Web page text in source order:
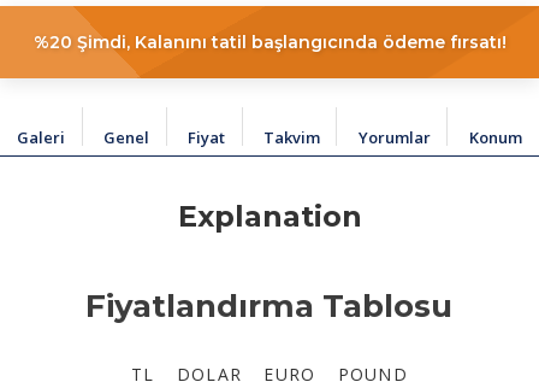
%20 Şimdi, Kalanını tatil başlangıcında ödeme fırsatı!
Galeri Genel Fiyat Takvim Yorumlar Konum
Explanation
Fiyatlandırma Tablosu
TL DOLAR EURO POUND